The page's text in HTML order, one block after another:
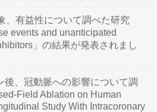
、有益性について調べた研究
events and unanticipated
」の結果が発表されまし
後、冠動脈への影響について調
Field Ablation on Human
Study With Intracoronary